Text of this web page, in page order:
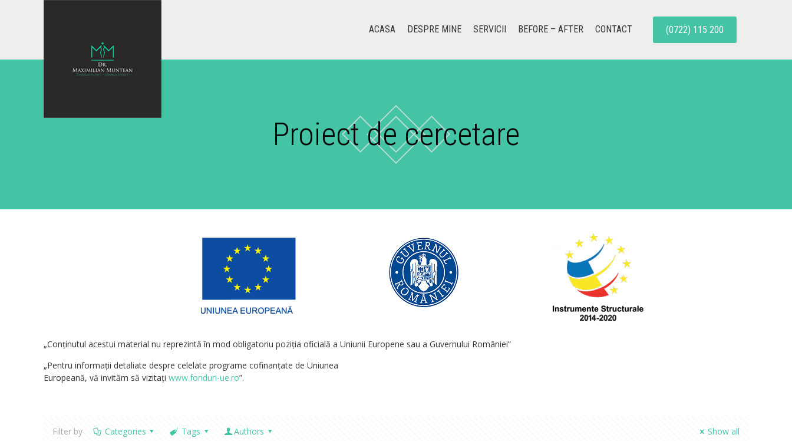
ACASA DESPRE MINE SERVICII BEFORE – AFTER CONTACT (0722) 115 200
Proiect de cercetare
„Conţinutul acestui material nu reprezintă în mod obligatoriu poziţia oficială a Uniunii Europene sau a Guvernului României”
„Pentru informații detaliate despre celelate programe cofinanțate de Uniunea
Europeană, vă invităm să vizitațiwww.fonduri-ue.ro”.
Filter by Categories Tags Authors Show all